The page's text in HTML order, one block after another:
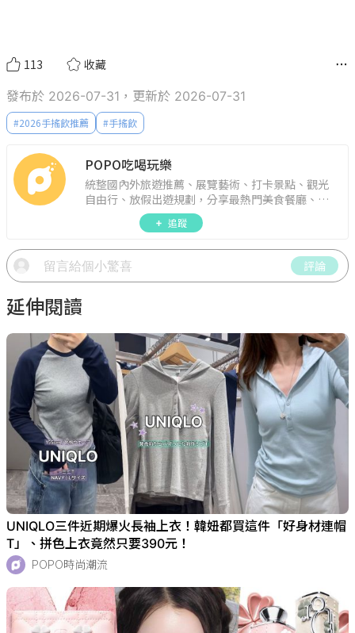
113 收藏
發布於 2026-07-31，更新於 2026-07-31
#2026手搖飲推薦 #手搖飲
POPO吃喝玩樂
統整國內外旅遊推薦、展覽藝術、打卡景點、觀光
自由行、放假出遊規劃，分享最熱門美食餐廳、約
會聚餐、人氣甜點、速食手搖飲、3C科技、心理測
驗、星座運勢、生活雜貨、吃喝玩樂實用資訊。
追蹤
評論
延伸閱讀
UNIQLO三件近期爆火長袖上衣！韓妞都買這件「好身材連帽
T」、拼色上衣竟然只要390元！
POPO時尚潮流